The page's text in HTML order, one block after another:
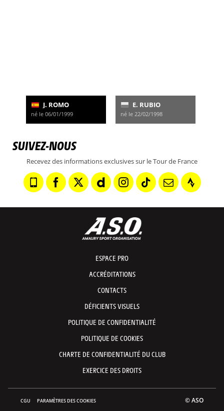
J. ROMO
né le 06/01/1999
E. RUBIO
né le 22/02/1998
SUIVEZ-NOUS
Recevez des informations exclusives sur le Tour de France
ESPACE PRO
ACCRÉDITATIONS
CONTACTS
DÉFICIENTS VISUELS
POLITIQUE DE CONFIDENTIALITÉ
POLITIQUE DE COOKIES
CHARTE DE CONFIDENTIALITÉ DU CLUB
EXERCICE DES DROITS
CGU PARAMÈTRES DES COOKIES © ASO